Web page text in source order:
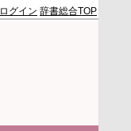
ログイン 辞書総合TOP